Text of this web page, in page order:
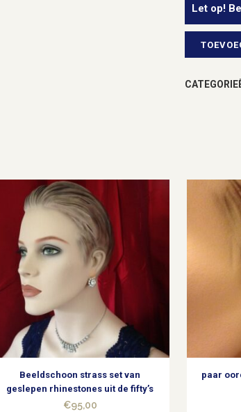
Let op!
Trifari
quantity
Beeldschoon strass set van
geslepen rhinestones uit de fifty’s
€95,00
paar